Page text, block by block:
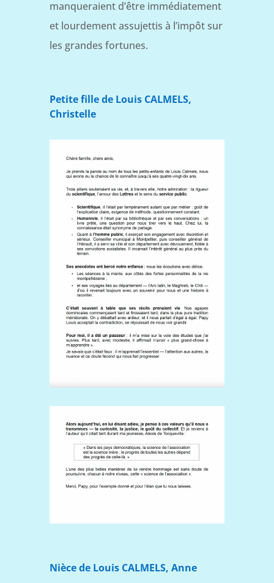
manqueraient d’être immédiatement
et lourdement assujettis à l’impôt sur
les grandes fortunes.
Petite fille de Louis CALMELS,
Christelle
Nièce de Louis CALMELS, Anne